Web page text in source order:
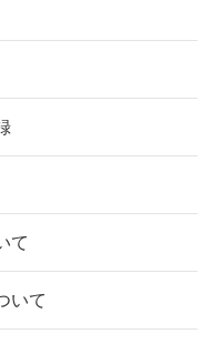
みを供養いただ
本当にありがとう
私の子供）の初節
も良いですか？
28日(金)
17日(金)
17日(木)
1日(木)
て
いて